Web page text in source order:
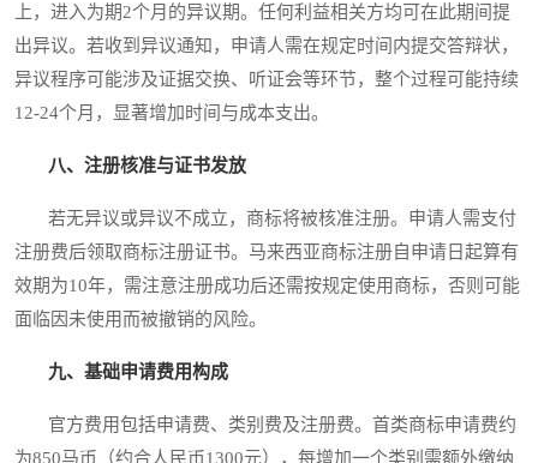
上，进入为期2个月的异议期。任何利益相关方均可在此期间提
出异议。若收到异议通知，申请人需在规定时间内提交答辩状，
异议程序可能涉及证据交换、听证会等环节，整个过程可能持续
12-24个月，显著增加时间与成本支出。
八、注册核准与证书发放
若无异议或异议不成立，商标将被核准注册。申请人需支付
注册费后领取商标注册证书。马来西亚商标注册自申请日起算有
效期为10年，需注意注册成功后还需按规定使用商标，否则可能
面临因未使用而被撤销的风险。
九、基础申请费用构成
官方费用包括申请费、类别费及注册费。首类商标申请费约
为850马币（约合人民币1300元），每增加一个类别需额外缴纳